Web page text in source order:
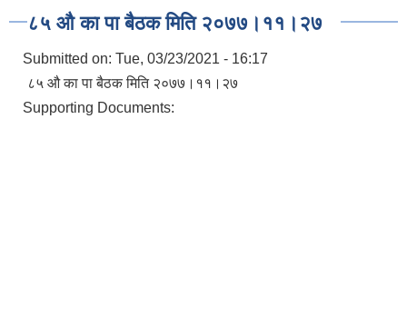
८५ औ का पा बैठक मिति २०७७।११।२७
Submitted on: Tue, 03/23/2021 - 16:17
८५ औ का पा बैठक मिति २०७७।११।२७
Supporting Documents: